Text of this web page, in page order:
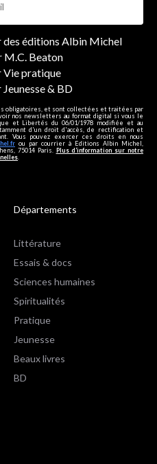
des éditions Albin Michel
M.C. Beaton
Vie pratique
Jeunesse & BD
obligatoires, et sont collectées et traitées par
nos newsletters au format digital si vous le
et Libertés du 06/01/1978 modifiée et au
d'un droit d'accès, de rectification et
Vous pouvez exercer ces droits en nous
ou par courrier à Editions Albin Michel,
75014 Paris. Plus d’information sur notre
Départements
Littérature
Essais & docs
Sciences humaines
Spiritualités
Pratique
Jeunesse
Beaux livres
BD